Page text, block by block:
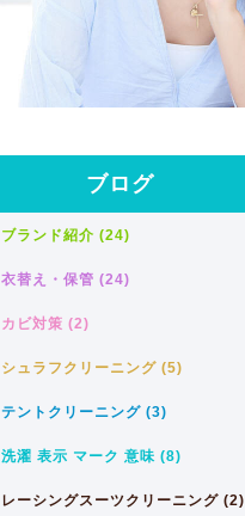
ブログ
ブランド紹介 (24)
衣替え・保管 (24)
カビ対策 (2)
シュラフクリーニング (5)
テントクリーニング (3)
洗濯 表示 マーク 意味 (8)
レーシングスーツクリーニング (2)